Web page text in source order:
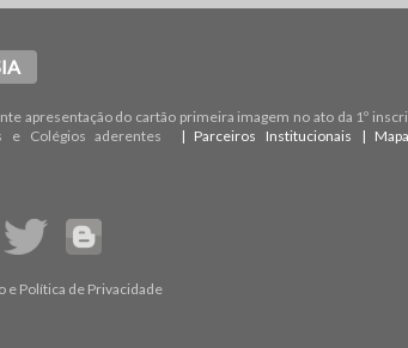
apresentação do cartão primeira imagem no ato da 1º
e Colégios aderentes | Parceiros Institucionais |
e Política de Privacidade